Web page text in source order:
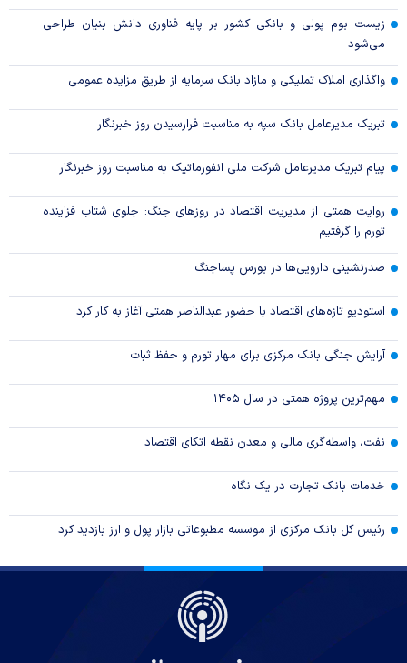
زیست بوم پولی و بانکی کشور بر پایه فناوری دانش بنیان طراحی
می‌شود
واگذاری املاک تملیکی و مازاد بانک سرمایه از طریق مزایده عمومی
تبریک مدیرعامل بانک سپه به مناسبت فرارسیدن روز خبرنگار
پیام تبریک مدیرعامل شرکت ملی انفورماتیک به مناسبت روز خبرنگار
روایت همتی از مدیریت اقتصاد در روزهای جنگ: جلوی شتاب فزاینده
تورم را گرفتیم
صدرنشینی دارویی‌ها در بورس پساجنگ
استودیو تازه‌های اقتصاد با حضور عبدالناصر همتی آغاز به کار کرد
آرایش جنگی بانک مرکزی برای مهار تورم و حفظ ثبات
مهم‌ترین پروژه همتی در سال ۱۴۰۵
نفت، واسطه‌گری مالی و معدن نقطه اتکای اقتصاد
خدمات بانک تجارت در یک نگاه
رئیس کل بانک مرکزی از موسسه مطبوعاتی بازار پول و ارز بازدید کرد